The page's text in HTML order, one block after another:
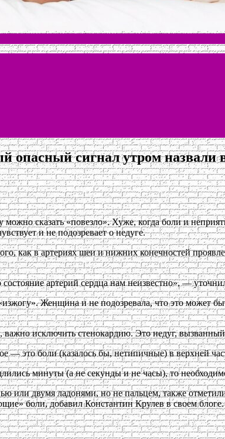
опасный сигнал утром назвали
можно сказать «повезло». Хуже, когда боли и
и не подозревает о недуге.
как в артериях шеи и нижних конечностей
артерий сердца нам неизвестно», —
Женщина и не подозревала, что это может
исключить стенокардию. Это недуг, вызванный
— это боли (казалось бы, нетипичные) в верхней
минуты (а не секунды и не часы), то
или двумя ладонями, но не пальцем, также
боли, добавил Константин Крулев в своем блоге.